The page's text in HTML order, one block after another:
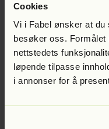
Cookies
Vi i Fabel ønsker at du
besøker oss.
nettstedets
løpende tilpasse
i annonser for å